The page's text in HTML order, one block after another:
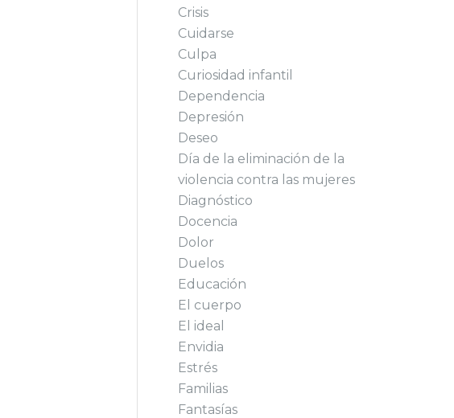
Crisis
Cuidarse
Culpa
Curiosidad infantil
Dependencia
Depresión
Deseo
Día de la eliminación de la
violencia contra las mujeres
Diagnóstico
Docencia
Dolor
Duelos
Educación
El cuerpo
El ideal
Envidia
Estrés
Familias
Fantasías